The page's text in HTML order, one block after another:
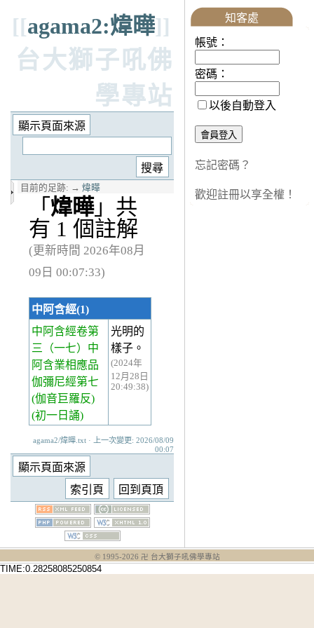
[[agama2:煒曄]]
台大獅子吼佛
學專站
目前的足跡: → 煒曄
「 煒曄」共
有 1 個註解
(更新時間 2026年08月
09日 00:07:33)
中阿含經(1)
中阿含經卷第
三
（一七）中
阿含業相應品
伽彌尼經第七
(伽音巨羅反)
(初一日誦)
光明的
樣子。
(2024年
12月28日
20:49:38)
agama2/煒曄.txt · 上一次變更: 2026/08/09
00:07
知客處
帳號：
密碼：
以後自動登入
忘記密碼？
歡迎註冊以享全權！
© 1995-2026 卍 台大獅子吼佛學專站
TIME:0.28258085250854